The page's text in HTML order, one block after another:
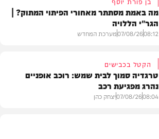
מה באמת מסתתר מאחורי הפיתוי המתוק? |
הגר"י הללויה
08:12
07/08/26מערכת המחדש
הקטל בכבישים
טרגדיה סמוך לבית שמש: רוכב אופניים
נהרג מפגיעת רכב
08:04
07/08/26יצחק כהן